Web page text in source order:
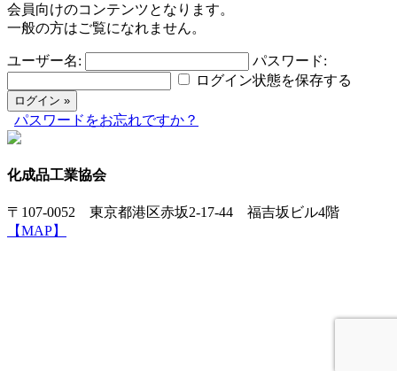
会員向けのコンテンツとなります。
一般の方はご覧になれません。
ユーザー名:
パスワード:
ログイン状態を保存する
パスワードをお忘れですか？
化成品工業協会
〒107-0052 東京都港区赤坂2-17-44 福吉坂ビル4階
【MAP】